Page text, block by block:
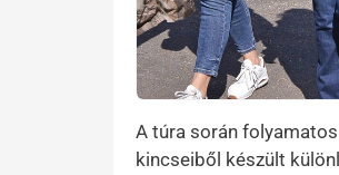
A túra során
kincseiből készült